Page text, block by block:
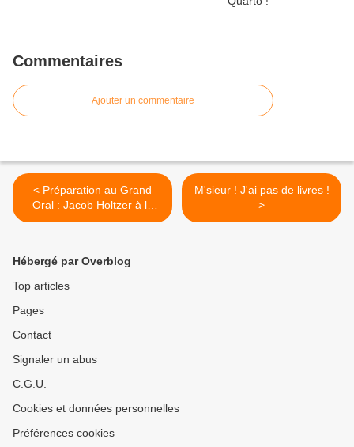
Commentaires
Ajouter un commentaire
< Préparation au Grand
Oral : Jacob Holtzer à la
Une
M'sieur ! J'ai pas de livres !
>
Hébergé par Overblog
Top articles
Pages
Contact
Signaler un abus
C.G.U.
Cookies et données personnelles
Préférences cookies